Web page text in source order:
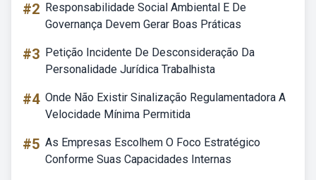
#2 Responsabilidade Social Ambiental E De
Governança Devem Gerar Boas Práticas
#3 Petição Incidente De Desconsideração Da
Personalidade Jurídica Trabalhista
#4 Onde Não Existir Sinalização Regulamentadora A
Velocidade Mínima Permitida
#5 As Empresas Escolhem O Foco Estratégico
Conforme Suas Capacidades Internas